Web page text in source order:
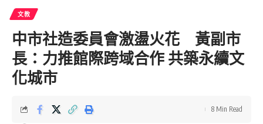
文教
中市社造委員會激盪火花 黃副市
長：力推館際跨域合作 共築永續文
化城市
8 Min Read